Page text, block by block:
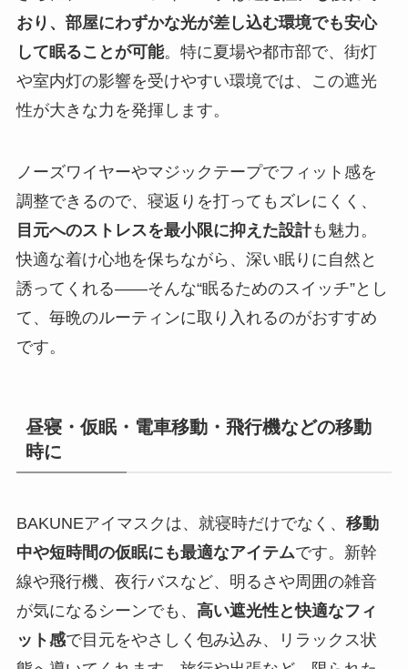
おり、部屋にわずかな光が差し込む環境でも安心
して眠ることが可能。特に夏場や都市部で、街灯
や室内灯の影響を受けやすい環境では、この遮光
性が大きな力を発揮します。
ノーズワイヤーやマジックテープでフィット感を
調整できるので、寝返りを打ってもズレにくく、
目元へのストレスを最小限に抑えた設計も魅力。
快適な着け心地を保ちながら、深い眠りに自然と
誘ってくれる――そんな“眠るためのスイッチ”とし
て、毎晩のルーティンに取り入れるのがおすすめ
です。
昼寝・仮眠・電車移動・飛行機などの移動
時に
BAKUNEアイマスクは、就寝時だけでなく、 移動
中や短時間の仮眠にも最適なアイテムです。新幹
線や飛行機、夜行バスなど、明るさや周囲の雑音
が気になるシーンでも、 高い遮光性と快適なフィ
ット感で目元をやさしく包み込み、リラックス状